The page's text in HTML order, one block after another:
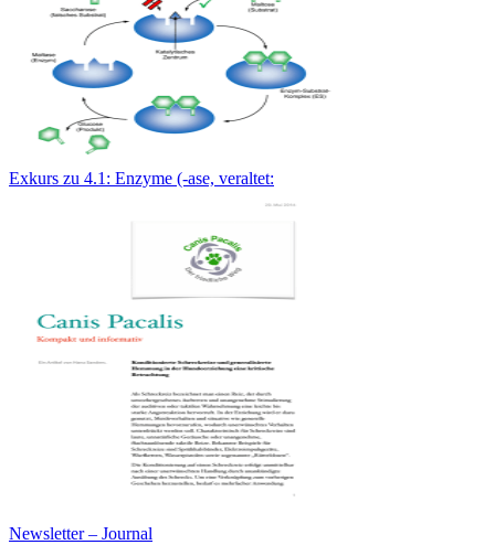
Exkurs zu 4.1: Enzyme (-ase, veraltet:
Newsletter – Journal